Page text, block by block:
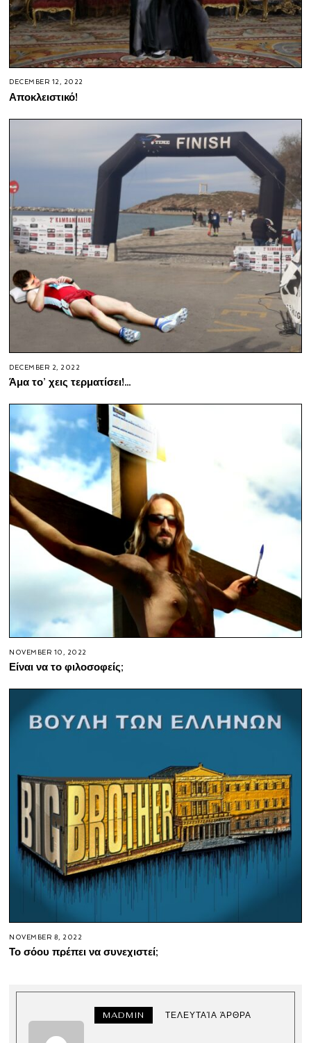
DECEMBER 12, 2022
Αποκλειστικό!
DECEMBER 2, 2022
Άμα το’ χεις τερματίσει!…
NOVEMBER 10, 2022
Είναι να το φιλοσοφείς;
NOVEMBER 8, 2022
Το σόου πρέπει να συνεχιστεί;
MADMIN ΤΕΛΕΥΤΑΊΑ ΆΡΘΡΑ